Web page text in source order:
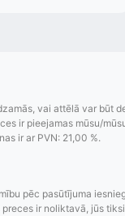
Pasūtījumu
vai attēlā var būt
ir pieejamas mūsu/
ir ar PVN: 21,00 %.
pēc pasūtījuma
ir noliktavā, jūs